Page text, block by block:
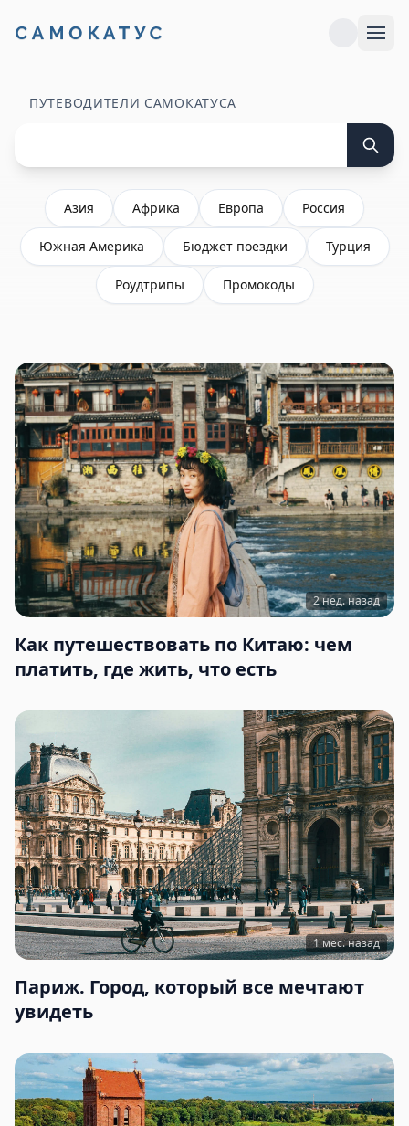
ПУТЕВОДИТЕЛИ САМОКАТУСА
Азия Африка Европа Россия
Южная Америка Бюджет поездки Турция
Роудтрипы Промокоды
2 нед. назад
Как путешествовать по Китаю: чем
платить, где жить, что есть
1 мес. назад
Париж. Город, который все мечтают
увидеть